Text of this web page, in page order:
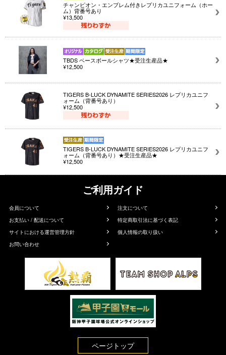
チャンピオン・エンブレム付きレプリカユニフォーム（ホー
ム）背番号あり
¥13,500
TBDS ベースボールシャツ★受注生産品★
¥12,500
TIGERS B-LUCK DYNAMITE SERIES2026 レプリカユニフ
ォーム（背番号あり）
¥12,500
TIGERS B-LUCK DYNAMITE SERIES2026 レプリカユニフ
ォーム（背番号あり）★受注生産品★
¥12,500
ご利用ガイド
会員について
注文について
お支払い / 配送について
特定商取引法に基づく表記
サイトにおける運営管理方針
個人情報の取り扱い
お問い合わせ
ページトップ